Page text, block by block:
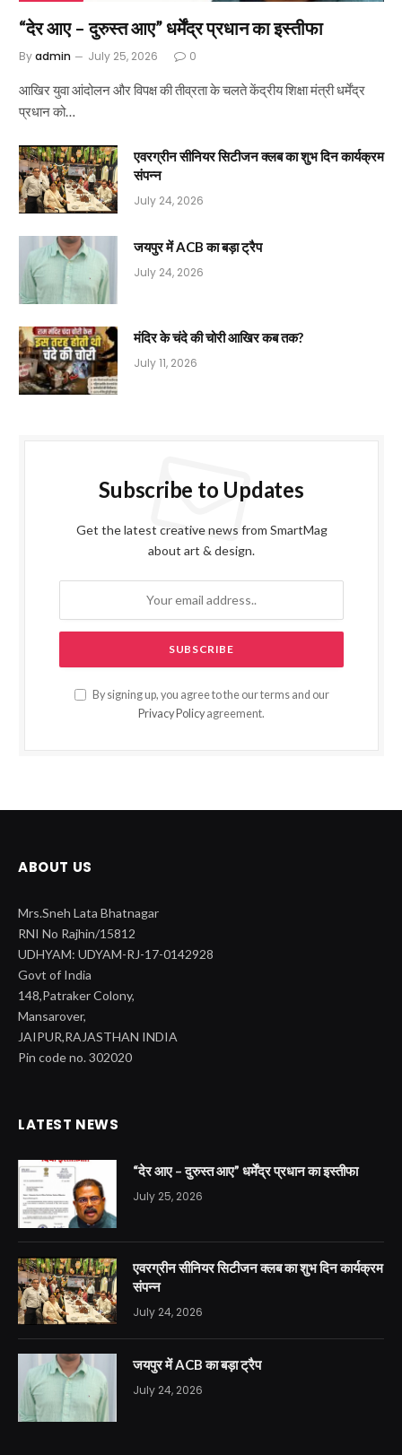
“देर आए – दुरुस्त आए” धर्मेंद्र प्रधान का इस्तीफा
Byadmin July 25, 2026 0
आखिर युवा आंदोलन और विपक्ष की तीव्रता के चलते केंद्रीय शिक्षा मंत्री धर्मेंद्र
प्रधान को…
एवरग्रीन सीनियर सिटीजन क्लब का शुभ दिन कार्यक्रम
संपन्न
July 24, 2026
जयपुर में ACB का बड़ा ट्रैप
July 24, 2026
मंदिर के चंदे की चोरी आखिर कब तक?
July 11, 2026
Subscribe to Updates
Get the latest creative news from SmartMag
about art & design.
By signing up, you agree to the our terms and our
Privacy Policy agreement.
ABOUT US
Mrs.Sneh Lata Bhatnagar
RNI No Rajhin/15812
UDHYAM: UDYAM-RJ-17-0142928
Govt of India
148,Patraker Colony,
Mansarover,
JAIPUR,RAJASTHAN INDIA
Pin code no. 302020
LATEST NEWS
“देर आए – दुरुस्त आए” धर्मेंद्र प्रधान का इस्तीफा
July 25, 2026
एवरग्रीन सीनियर सिटीजन क्लब का शुभ दिन कार्यक्रम
संपन्न
July 24, 2026
जयपुर में ACB का बड़ा ट्रैप
July 24, 2026